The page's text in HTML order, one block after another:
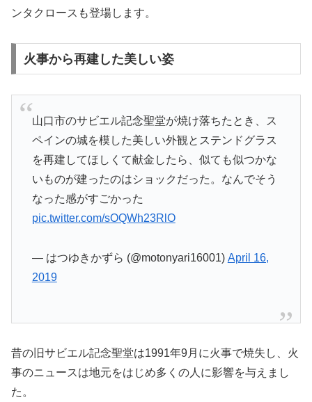
ンタクロースも登場します。
火事から再建した美しい姿
山口市のサビエル記念聖堂が焼け落ちたとき、ス
ペインの城を模した美しい外観とステンドグラス
を再建してほしくて献金したら、似ても似つかな
いものが建ったのはショックだった。なんでそう
なった感がすごかった
pic.twitter.com/sOQWh23RlO
— はつゆきかずら (@motonyari16001) April 16,
2019
昔の旧サビエル記念聖堂は1991年9月に火事で焼失し、火
事のニュースは地元をはじめ多くの人に影響を与えまし
た。